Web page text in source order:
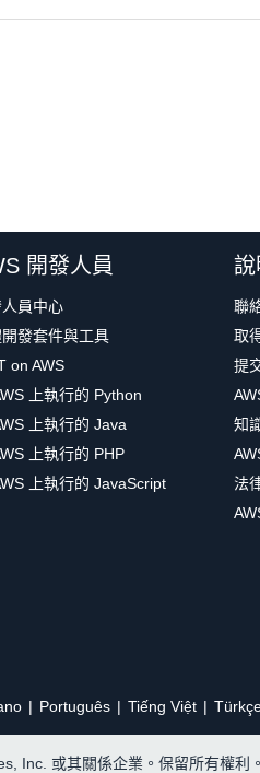
開發人員
人員中心
發套件與工具
on AWS
上執行的 Python
上執行的 Java
上執行的 PHP
上執行的 JavaScript
說
聯
取
提
知
法
Português Tiếng Việt
Inc. 或其關係企業。保留所有權利。